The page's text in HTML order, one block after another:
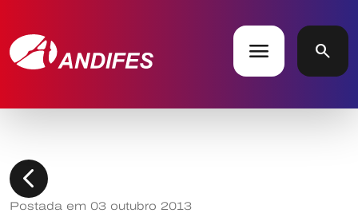
menu search
chevron_left
Postada em 03 outubro 2013